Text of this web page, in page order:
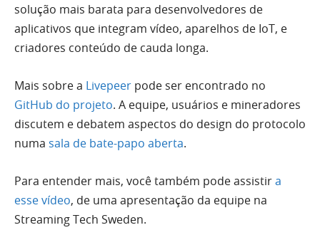
solução mais barata para desenvolvedores de
aplicativos que integram vídeo, aparelhos de IoT, e
criadores conteúdo de cauda longa.
Mais sobre a Livepeer pode ser encontrado no
GitHub do projeto. A equipe, usuários e mineradores
discutem e debatem aspectos do design do protocolo
numa sala de bate-papo aberta.
Para entender mais, você também pode assistira
esse vídeo, de uma apresentação da equipe na
Streaming Tech Sweden.